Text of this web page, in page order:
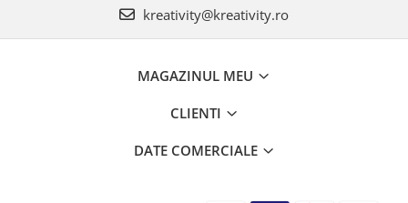
kreativity@kreativity.ro
MAGAZINUL MEU
CLIENTI
DATE COMERCIALE